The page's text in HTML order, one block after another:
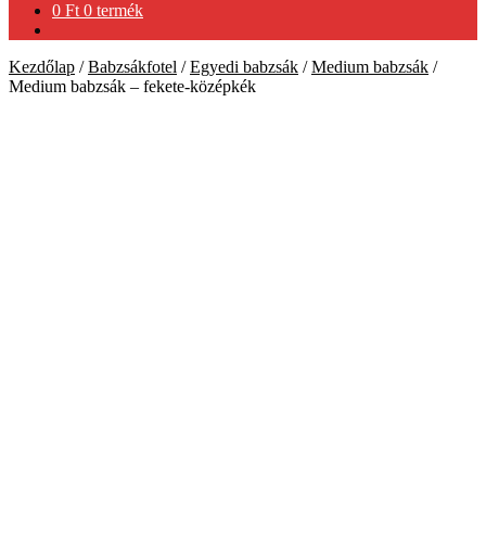
0 Ft 0 termék
Kezdőlap /Babzsákfotel /Egyedi babzsák /Medium babzsák /
Medium babzsák – fekete-középkék